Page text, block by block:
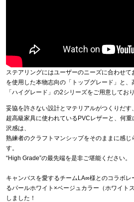
ステアリングにはユーザーのニーズに合わせ
を使用した本物志向の「トップグレード」と
「ハイグレード」の2シリーズをご用意しており
妥協を許さない設計とマテリアルがつくりだす
超高級家具に使われているPVCレザーと、何
沢感は、
熟練者のクラフトマンシップをそのままに感じ
す。
“High Grade”の最先端を是非ご堪能ください。
キャンバスを愛するチームLA∞様とのコラボレ
るパールホワイト×ベージュカラー（ホワイト
しました！